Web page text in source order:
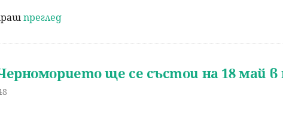
преглед
ще се състои на 18 май